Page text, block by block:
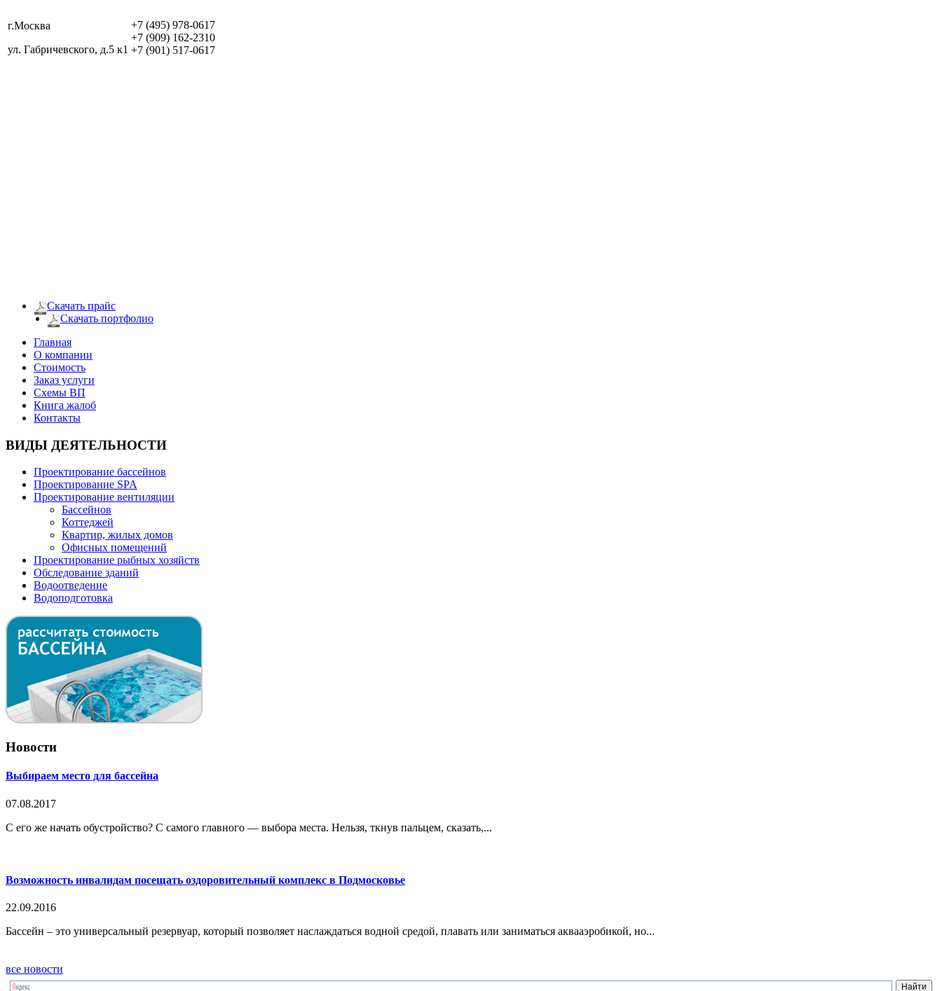
г.Москва
ул. Габричевского, д.5 к1
+7 (495) 978-0617
+7 (909) 162-2310
+7 (901) 517-0617
Скачать прайс
Скачать портфолио
Главная
О компании
Стоимость
Заказ услуги
Cхемы ВП
Книга жалоб
Контакты
ВИДЫ ДЕЯТЕЛЬНОСТИ
Проектирование бассейнов
Проектирование SPA
Проектирование вентиляции
Бассейнов
Коттеджей
Квартир, жилых домов
Офисных помещений
Проектирование рыбных хозяйств
Обследование зданий
Водоотведение
Водоподготовка
Новости
Выбираем место для бассейна
07.08.2017
С его же начать обустройство? С самого главного — выбора места. Нельзя, ткнув пальцем, сказать,...
Возможность инвалидам посещать оздоровительный комплекс в Подмосковье
22.09.2016
Бассейн – это универсальный резервуар, который позволяет наслаждаться водной средой, плавать или заниматься аквааэробикой, но...
все новости